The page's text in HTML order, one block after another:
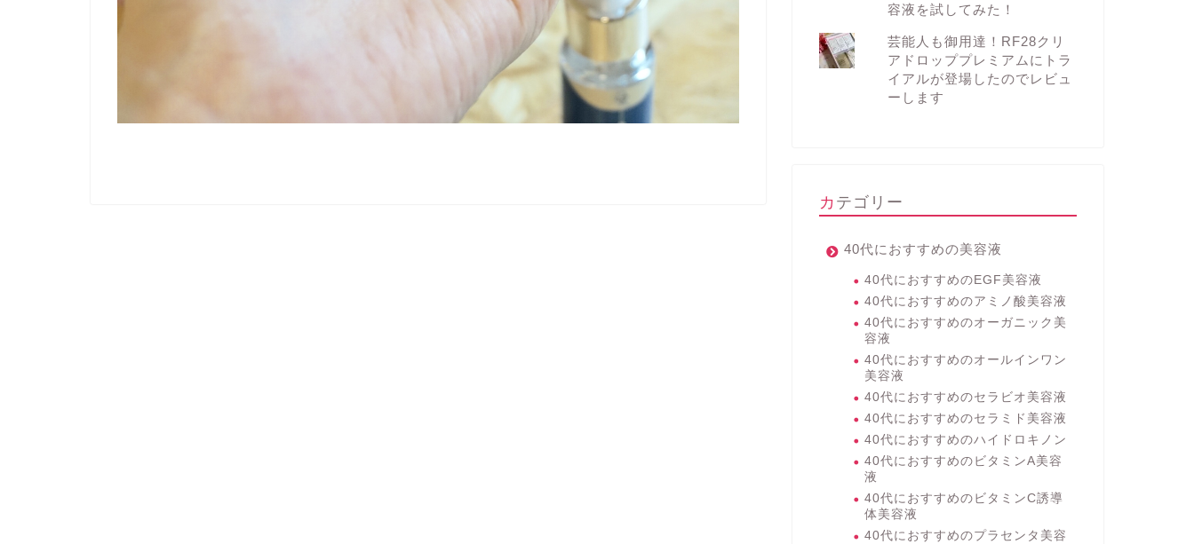
容液を試してみた！
芸能人も御用達！RF28クリ
アドロッププレミアムにトラ
イアルが登場したのでレビュ
ーします
カテゴリー
40代におすすめの美容液
40代におすすめのEGF美容液
40代におすすめのアミノ酸美容液
40代におすすめのオーガニック美
容液
40代におすすめのオールインワン
美容液
40代におすすめのセラビオ美容液
40代におすすめのセラミド美容液
40代におすすめのハイドロキノン
40代におすすめのビタミンA美容
液
40代におすすめのビタミンC誘導
体美容液
40代におすすめのプラセンタ美容